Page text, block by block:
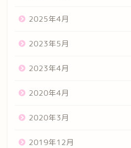
2025年4月
2023年5月
2023年4月
2020年4月
2020年3月
2019年12月